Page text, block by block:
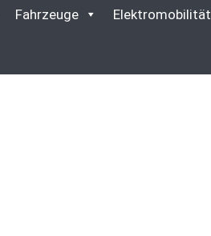
Fahrzeuge Elektromobilität